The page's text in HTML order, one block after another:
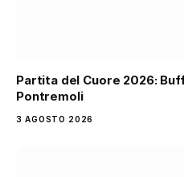
Partita del Cuore 2026:
Pontremoli
3 AGOSTO 2026